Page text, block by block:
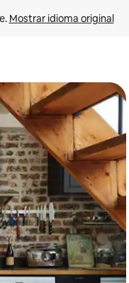
Mostrar idioma original
ou tocando e deslizando